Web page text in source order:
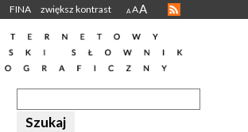
FINA zwiększ kontrast A AA